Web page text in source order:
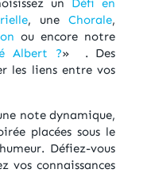
un Défi en
, uneChorale,
ou encore notre
Albert ?» . Des
les liens entre vos
note dynamique,
placées sous le
Défiez-vous
vos connaissances